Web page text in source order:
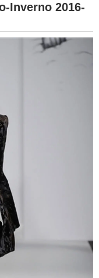
Inverno 2016-